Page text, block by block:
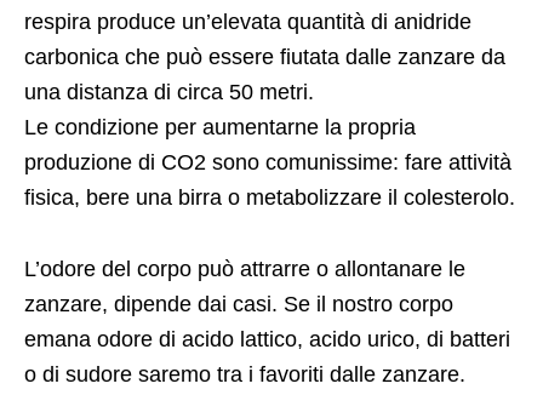
respira produce un’elevata quantità di anidride
carbonica che può essere fiutata dalle zanzare da
una distanza di circa 50 metri.
Le condizione per aumentarne la propria
produzione di CO2 sono comunissime: fare attività
fisica, bere una birra o metabolizzare il colesterolo.
L’odore del corpo può attrarre o allontanare le
zanzare, dipende dai casi. Se il nostro corpo
emana odore di acido lattico, acido urico, di batteri
o di sudore saremo tra i favoriti dalle zanzare.